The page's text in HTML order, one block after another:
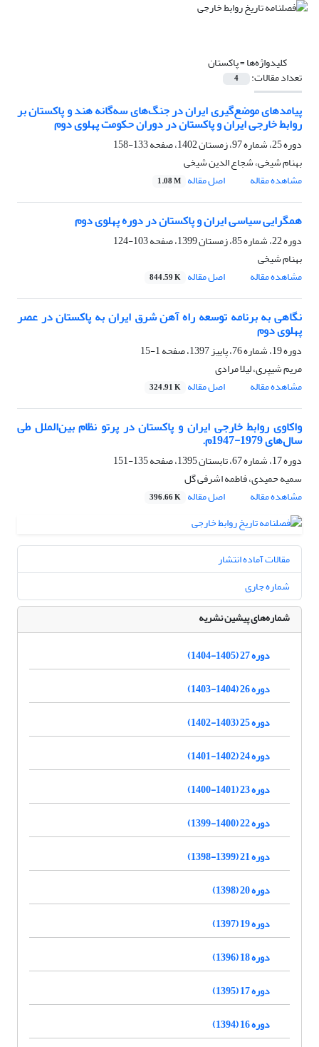
کلیدواژه‌ها =پاکستان
تعداد مقالات: 4
پیامدهای موضع‌گیری ایران در جنگ‌های سه‌گانه هند و پاکستان بر
روابط خارجی ایران و پاکستان در دوران حکومت پهلوی دوم
دوره 25، شماره 97، زمستان 1402، صفحه
133-158
بهنام شیخی، شجاع الدین شیخی
مشاهده مقاله
اصل مقاله 1.08 M
همگرایی سیاسی ایران و پاکستان در دوره پهلوی دوم
دوره 22، شماره 85، زمستان 1399، صفحه
103-124
بهنام شیخی
مشاهده مقاله
اصل مقاله 844.59 K
نگاهی به برنامه توسعه راه آهن شرق ایران به پاکستان در عصر
پهلوی دوم
دوره 19، شماره 76، پاییز 1397، صفحه
1-15
مریم شیپری، لیلا مرادی
مشاهده مقاله
اصل مقاله 324.91 K
واکاوی روابط خارجی ایران و پاکستان در پرتو نظام بین‌الملل طی
سال‌های 1979-1947م.
دوره 17، شماره 67، تابستان 1395، صفحه
135-151
سمیه حمیدی، فاطمه اشرفی گل
مشاهده مقاله
اصل مقاله 396.66 K
مقالات آماده انتشار
شماره جاری
شماره‌های پیشین نشریه
دوره 27 (1405-1404)
دوره 26 (1404-1403)
دوره 25 (1403-1402)
دوره 24 (1402-1401)
دوره 23 (1401-1400)
دوره 22 (1400-1399)
دوره 21 (1399-1398)
دوره 20 (1398)
دوره 19 (1397)
دوره 18 (1396)
دوره 17 (1395)
دوره 16 (1394)